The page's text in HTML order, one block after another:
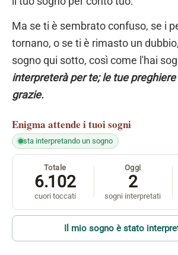
Ma se ti è sembrato confuso, se i
tornano, o se ti è rimasto un
sogno qui sotto, così come l'hai
interpreterà per te; le tue
grazie.
Enigma attende i tuoi sogni
sta interpretando un sogno
Totale
6.102
cuori toccati
Oggi
2
sogni interpretati
Il mio sogno è stato